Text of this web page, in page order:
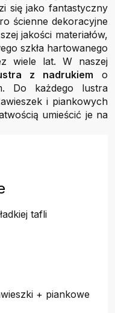
się jako fantastyczny
ścienne dekoracyjne
jakości materiałów,
szkła hartowanego
wiele lat. W naszej
z nadrukiem o
Do każdego lustra
i piankowych
umieścić je na
tafli
+ piankowe